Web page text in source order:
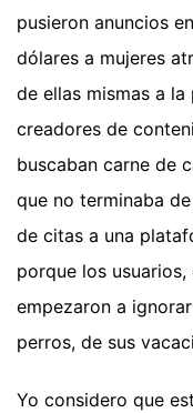
pusieron anuncios
dólares a mujeres
de ellas mismas a
creadores de
buscaban carne de
que no terminaba
de citas a una
porque los
empezaron a
perros, de sus
Yo considero que